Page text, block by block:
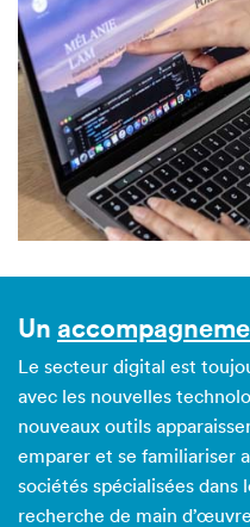
Un
Le secteur digital est
avec les nouvelles
nouveaux outils
emparer et se familiariser
sociétés spécialisées
recherche de main